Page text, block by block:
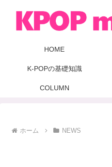
HOME
K-POPの基礎知識
COLUMN
ホーム NEWS